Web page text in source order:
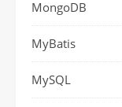
MongoDB
MyBatis
MySQL